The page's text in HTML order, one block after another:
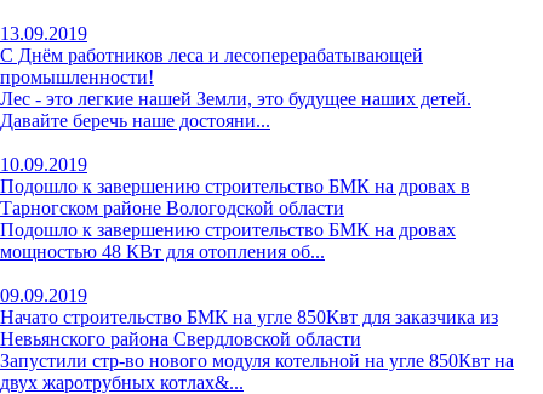
13.09.2019
С Днём работников леса и лесоперерабатывающей
промышленности!
Лес - это легкие нашей Земли, это будущее наших детей.
Давайте беречь наше достояни...
10.09.2019
Подошло к завершению строительство БМК на дровах в
Тарногском районе Вологодской области
Подошло к завершению строительство БМК на дровах
мощностью 48 КВт для отопления об...
09.09.2019
Начато строительство БМК на угле 850Квт для заказчика из
Невьянского района Свердловской области
Запустили стр-во нового модуля котельной на угле 850Квт на
двух жаротрубных котлах&...